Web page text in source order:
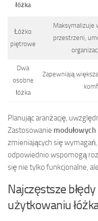
łóżka
Łóżko
piętrowe
Maksymalizuje
przestrzeni,
Dwa
osobne
łóżka
Zapewniają
Planując aranżację,
Zastosowanie
zmieniających się
odpowiednio wspomogą
się nie tylko funkcjonalne,
Najczęstsze
użytkowaniu